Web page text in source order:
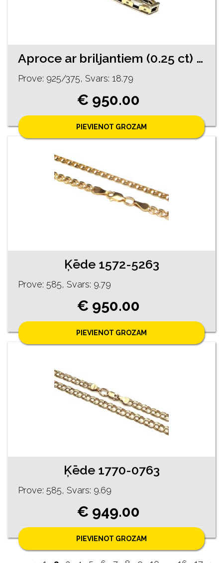
Aproce ar briljantiem (0.25 ct) 2250-1163
Prove: 925/375, Svars: 18.79
€ 950.00
PIEVIENOT GROZAM
Ķēde 1572-5263
Prove: 585, Svars: 9.79
€ 950.00
PIEVIENOT GROZAM
Ķēde 1770-0763
Prove: 585, Svars: 9.69
€ 949.00
PIEVIENOT GROZAM